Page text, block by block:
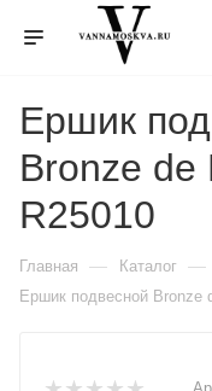
Ершик
Bronze de
R25010
Главная — Каталог —
Ершик подвесной Bronze